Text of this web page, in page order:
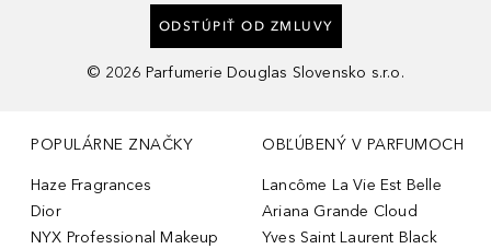
ODSTÚPIŤ OD ZMLUVY
© 2026 Parfumerie Douglas Slovensko s.r.o.
POPULÁRNE ZNAČKY
Haze Fragrances
Dior
NYX Professional Makeup
OBĽÚBENÝ V PARFUMOCH
Lancôme La Vie Est Belle
Ariana Grande Cloud
Yves Saint Laurent Black